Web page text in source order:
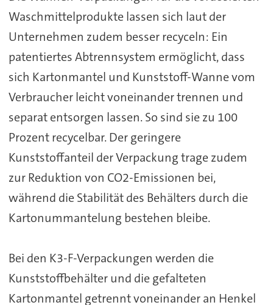
Waschmittelprodukte lassen sich laut der
Unternehmen zudem besser recyceln: Ein
patentiertes Abtrennsystem ermöglicht, dass
sich Kartonmantel und Kunststoff-Wanne vom
Verbraucher leicht voneinander trennen und
separat entsorgen lassen. So sind sie zu 100
Prozent recycelbar. Der geringere
Kunststoffanteil der Verpackung trage zudem
zur Reduktion von CO2-Emissionen bei,
während die Stabilität des Behälters durch die
Kartonummantelung bestehen bleibe.
Bei den K3-F-Verpackungen werden die
Kunststoffbehälter und die gefalteten
Kartonmantel getrennt voneinander an Henkel